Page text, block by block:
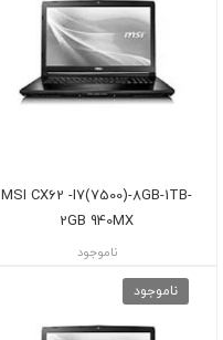
MSI CX62 -I7(7500)-8GB-1TB-
2GB 940MX
ناموجود
ناموجود